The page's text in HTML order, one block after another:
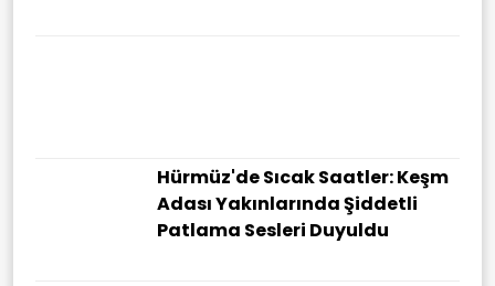
Hürmüz'de Sıcak Saatler: Keşm
Adası Yakınlarında Şiddetli
Patlama Sesleri Duyuldu